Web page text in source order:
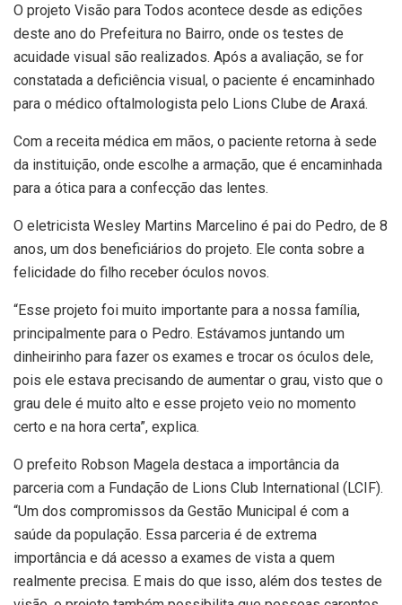
O projeto Visão para Todos acontece desde as edições
deste ano do Prefeitura no Bairro, onde os testes de
acuidade visual são realizados. Após a avaliação, se for
constatada a deficiência visual, o paciente é encaminhado
para o médico oftalmologista pelo Lions Clube de Araxá.
Com a receita médica em mãos, o paciente retorna à sede
da instituição, onde escolhe a armação, que é encaminhada
para a ótica para a confecção das lentes.
O eletricista Wesley Martins Marcelino é pai do Pedro, de 8
anos, um dos beneficiários do projeto. Ele conta sobre a
felicidade do filho receber óculos novos.
“Esse projeto foi muito importante para a nossa família,
principalmente para o Pedro. Estávamos juntando um
dinheirinho para fazer os exames e trocar os óculos dele,
pois ele estava precisando de aumentar o grau, visto que o
grau dele é muito alto e esse projeto veio no momento
certo e na hora certa”, explica.
O prefeito Robson Magela destaca a importância da
parceria com a Fundação de Lions Club International (LCIF).
“Um dos compromissos da Gestão Municipal é com a
saúde da população. Essa parceria é de extrema
importância e dá acesso a exames de vista a quem
realmente precisa. E mais do que isso, além dos testes de